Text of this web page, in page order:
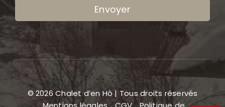
Envoyer
© 2026 Chalet d’en Hô | Tous droits réservés